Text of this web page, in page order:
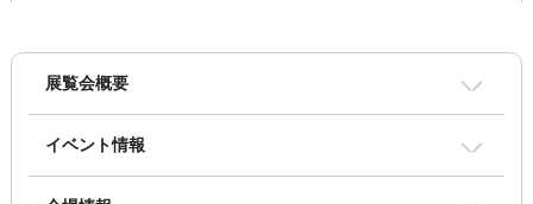
展覧会概要
イベント情報